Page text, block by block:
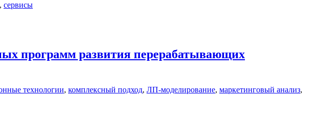
, сервисы
программ развития перерабатывающих
технологии, комплексный подход, ЛП-моделирование, маркетинговый анализ,